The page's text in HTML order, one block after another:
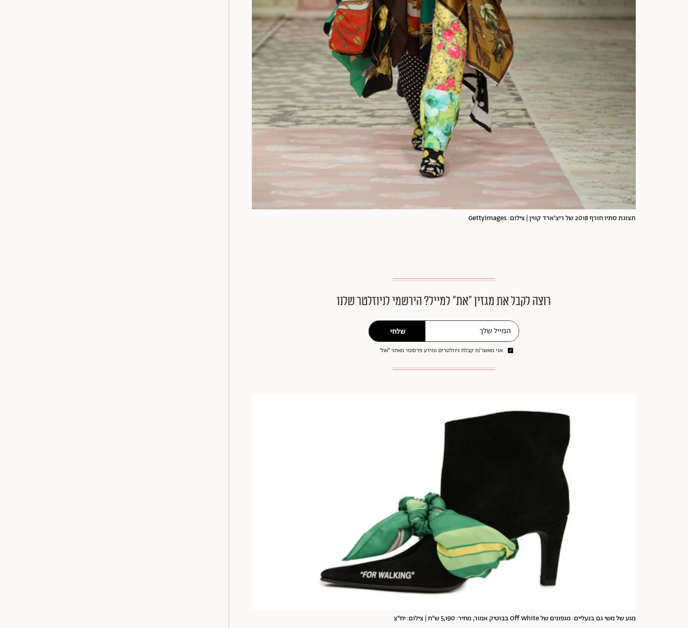
תצוגת סתיו חורף 2018 של ריצ'ארד קווין | צילום: Gettyimages
רוצה לקבל את מגזין ״את״ למייל? הירשמי לניוזלטר שלנו
שלחי
אני מאשר/ת קבלת ניוזלטרים ומידע פרסומי מאתר ״את״
מגע של משי גם בנעליים: מגפונים של Off White בבוטיק אמור, מחיר: 5,190 ש"ח | צילום: יח"צ